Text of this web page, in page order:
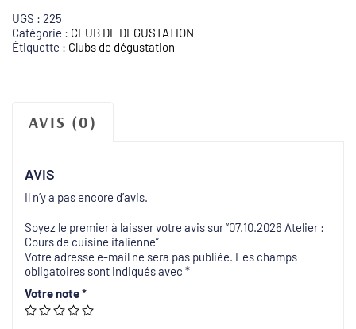
UGS : 225
Catégorie : CLUB DE DEGUSTATION
Étiquette : Clubs de dégustation
AVIS (0)
AVIS
Il n’y a pas encore d’avis.
Soyez le premier à laisser votre avis sur “07.10.2026 Atelier :
Cours de cuisine italienne”
Votre adresse e-mail ne sera pas publiée. Les champs
obligatoires sont indiqués avec *
Votre note*